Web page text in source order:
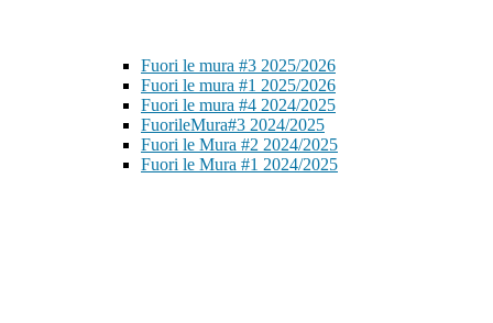
Fuori le mura #3 2025/2026
Fuori le mura #1 2025/2026
Fuori le mura #4 2024/2025
FuorileMura#3 2024/2025
Fuori le Mura #2 2024/2025
Fuori le Mura #1 2024/2025